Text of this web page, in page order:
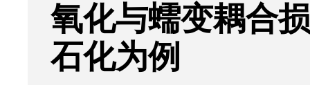
氧化与蠕变耦合
石化为例